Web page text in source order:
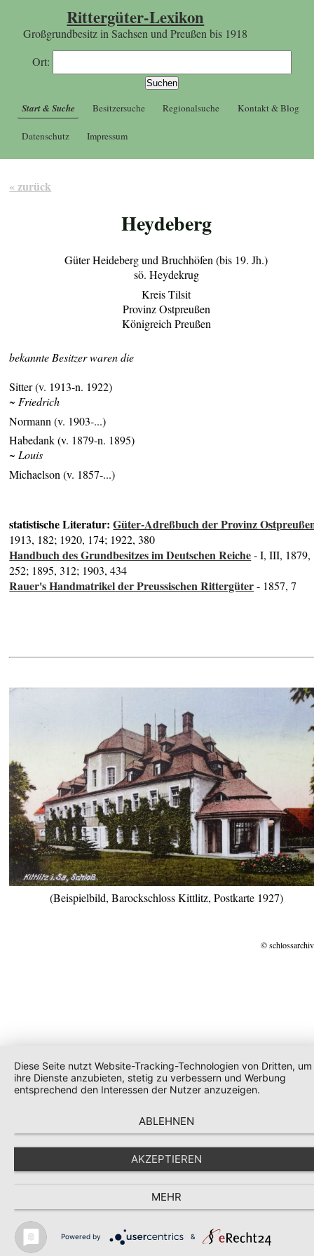
Rittergüter-Lexikon
Großgrundbesitz in Sachsen und Preußen bis 1918
Ort:
Start & Suche Besitzersuche Regionalsuche Kontakt & Blog
Datenschutz Impressum
« zurück
Heydeberg
Güter Heideberg und Bruchhöfen (bis 19. Jh.)
sö. Heydekrug
Kreis Tilsit
Provinz Ostpreußen
Königreich Preußen
bekannte Besitzer waren die
Sitter (v. 1913-n. 1922)
~ Friedrich
Normann (v. 1903-...)
Habedank (v. 1879-n. 1895)
~ Louis
Michaelson (v. 1857-...)
statistische Literatur:Güter-Adreßbuch der Provinz
1913, 182; 1920, 174; 1922, 380
Handbuch des Grundbesitzes im Deutschen Reiche- I, III, 1879,
252; 1895, 312; 1903, 434
Rauer's Handmatrikel der Preussischen Rittergüter- 1857, 7
(Beispielbild, Barockschloss Kittlitz, Postkarte 1927)
©
Diese Seite nutzt Website-Tracking-Technologien von Dritten, um
ihre Dienste anzubieten, stetig zu verbessern und Werbung
entsprechend den Interessen der Nutzer anzuzeigen.
ABLEHNEN
AKZEPTIEREN
MEHR
Powered by &